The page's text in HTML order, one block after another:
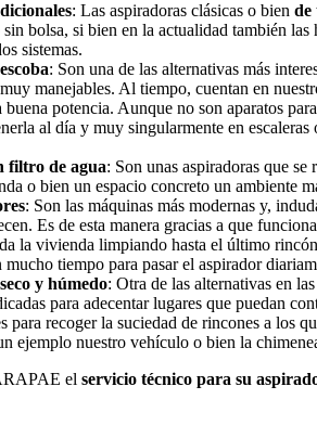
: Las aspiradoras clásicas o bien de
sin bolsa, si bien en la actualidad también las
sistemas.
: Son una de las alternativas más
manejables. Al tiempo, cuentan en
potencia. Aunque no son aparatos
al día y muy singularmente en
filtro de agua: Son unas aspiradoras que
o bien un espacio concreto un ambiente
: Son las máquinas más modernas y,
Es de esta manera gracias a que
la vivienda limpiando hasta el último
mucho tiempo para pasar el aspirador
y húmedo: Otra de las alternativas en
para adecentar lugares que puedan
para recoger la suciedad de rincones a los
ejemplo nuestro vehículo o bien la
el servicio técnico para su